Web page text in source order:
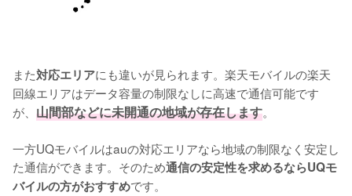
また対応エリアにも違いが見られます。楽天モバイルの楽天
回線エリアはデータ容量の制限なしに高速で通信可能です
が、 山間部などに未開通の地域が存在します。
一方UQモバイルはauの対応エリアなら地域の制限なく安定し
た通信ができます。そのため通信の安定性を求めるならUQモ
バイルの方がおすすめです。